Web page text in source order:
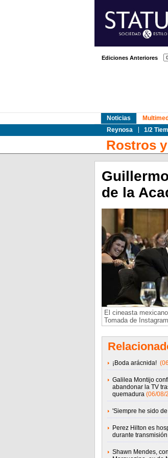
Ediciones Anteriores
Noticias
Reynosa
1/2
Rostros
de la
El cineasta
Tomada de
¡Boda arácnida!
Galilea Montijo
abandonar la TV
quemadura (06/08/
'Siempre he sido
Perez Hilton es
durante
Shawn Mendes,